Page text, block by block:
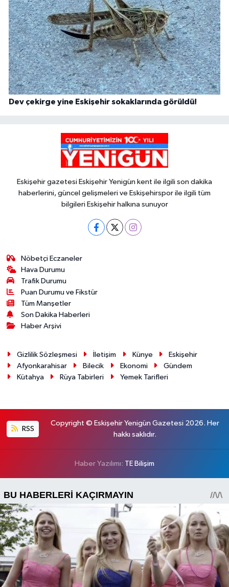
Dev çekirge yine Eskişehir sokaklarında görüldü!
Eskişehir gazetesi Eskişehir Yenigün kent ile ilgili son dakika
haberlerini, güncel gelişmeleri ve Eskişehirspor ile ilgili tüm
bilgileri Eskişehir halkına sunuyor
Nöbetçi Eczaneler
Hava Durumu
Trafik Durumu
Puan Durumu ve Fikstür
Tüm Manşetler
Son Dakika Haberleri
Haber Arşivi
Gizlilik Sözleşmesi İletişim Künye
Eskişehir
Afyonkarahisar
Bilecik Ekonomi
Gündem
Kütahya
Rüya Tabirleri Yemek Tarifleri
RSS
Copyright © Eskişehir Yenigün Gazetesi 2026. Her
hakkı saklıdır.
Haber Yazılımı: TE Bilişim